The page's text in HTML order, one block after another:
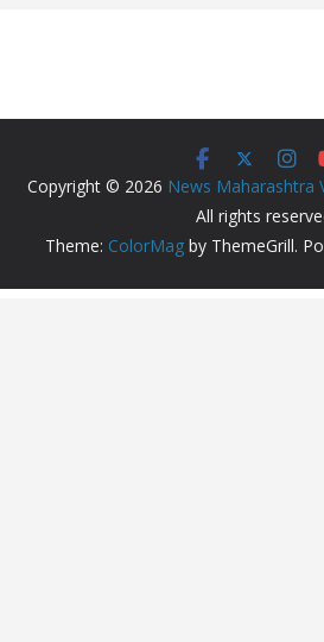
Copyright © 2026 News Maharashtra
All rights
Theme: ColorMag by ThemeGrill.